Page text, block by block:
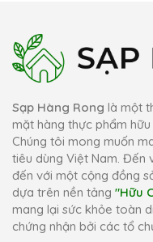
Sạp Hàng Rong là một
mặt hàng thực phẩm
Chúng tôi mong muốn
tiêu dùng Việt Nam. Đến
đến với một cộng đồng
dựa trên nền tảng "Hữu
mang lại sức khỏe toàn
chứng nhận bởi các tổ